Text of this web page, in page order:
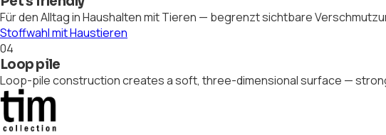
Für den Alltag in Haushalten mit Tieren — begrenzt sichtbare
Stoffwahl mit Haustieren
04
Loop pile
Loop-pile construction creates a soft, three-dimensional surface —